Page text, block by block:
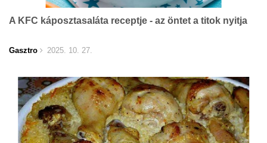
A KFC káposztasaláta receptje - az öntet a titok nyitja
Gasztro 2025. 10. 27.